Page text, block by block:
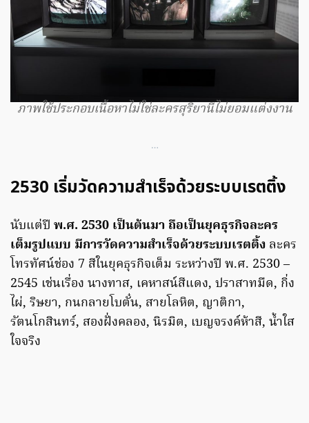
ภาพใช้ประกอบเนื้อหาไม่ใช่ละครสุริยานีไม่ยอมแต่งงาน
…
2530 เริ่มวัดความสำเร็จด้วยระบบเรตติ้ง
นับแต่ปี พ.ศ. 2530 เป็นต้นมา ถือเป็นยุคธุรกิจละคร
เต็มรูปแบบ มีการวัดความสำเร็จด้วยระบบเรตติ้ง ละคร
โทรทัศน์ช่อง 7 สีในยุคธุรกิจเต็ม ระหว่างปี พ.ศ. 2530 –
2545 เช่นเรื่อง นางทาส, เคหาสน์สีแดง, ปราสาทมืด, กิ่ง
ไผ่, ริษยา, กนกลายโบตั๋น, สายโลหิต, ญาติกา,
รัตนโกสินทร์, สองฝั่งคลอง, นิรมิต, เบญจรงค์ห้าสี, น้ำใส
ใจจริง